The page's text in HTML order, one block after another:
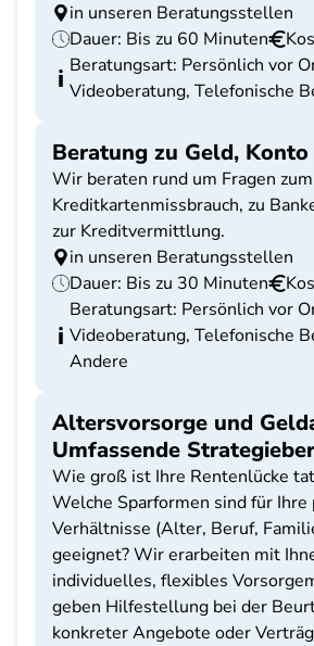
in unseren Beratungsstellen
Dauer: Bis zu 60 Minuten
Beratungsart: Persönlich vor
Videoberatung, Telefonische
Beratung zu Geld,
Wir beraten rund um Fragen zum
Kreditkartenmissbrauch, zu
zur Kreditvermittlung.
in unseren Beratungsstellen
Dauer: Bis zu 30 Minuten
Beratungsart: Persönlich vor
Videoberatung, Telefonische
Andere
Altersvorsorge und
Umfassende
Wie groß ist Ihre Rentenlücke
Welche Sparformen sind für Ihre
Verhältnisse (Alter, Beruf,
geeignet? Wir erarbeiten mit
individuelles, flexibles
geben Hilfestellung bei der
konkreter Angebote oder